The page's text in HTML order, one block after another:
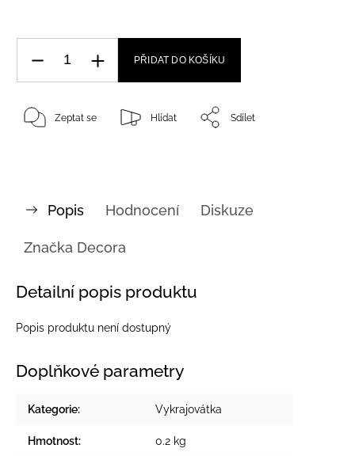
PŘIDAT DO KOŠÍKU
Zeptat se Hlídat Sdílet
Popis Hodnocení Diskuze
Značka Decora
Detailní popis produktu
Popis produktu není dostupný
Doplňkové parametry
Kategorie: Vykrajovátka
Hmotnost: 0.2 kg